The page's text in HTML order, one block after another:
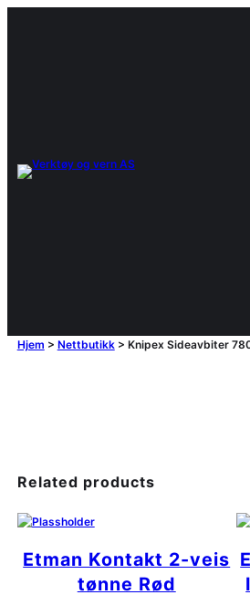
Hjem > Nettbutikk> Knipex Sideavbiter
Related products
Etman Kontakt 2-veis
tønne Rød